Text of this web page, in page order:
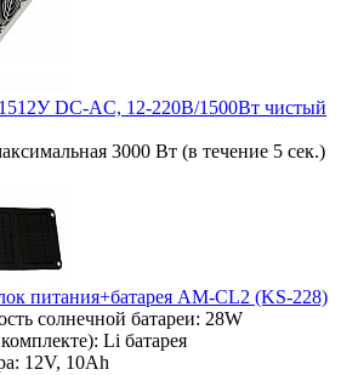
DC-AC, 12-220В/1500Вт чистый
3000 Вт (в течение 5 сек.)
питания+батарея AM-CL2 (KS-228)
солнечной батареи: 28W
Li батарея
12V, 10Ah